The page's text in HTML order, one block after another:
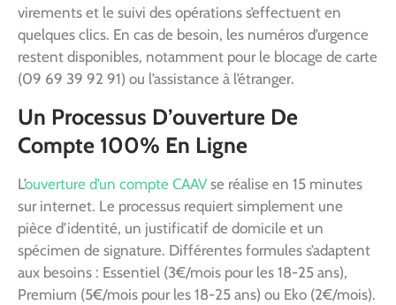
virements et le suivi des opérations s’effectuent en
quelques clics. En cas de besoin, les numéros d’urgence
restent disponibles, notamment pour le blocage de carte
(09 69 39 92 91) ou l’assistance à l’étranger.
Un Processus D’ouverture De
Compte 100% En Ligne
L’ouverture d’un compte CAAV se réalise en 15 minutes
sur internet. Le processus requiert simplement une
pièce d’identité, un justificatif de domicile et un
spécimen de signature. Différentes formules s’adaptent
aux besoins : Essentiel (3€/mois pour les 18-25 ans),
Premium (5€/mois pour les 18-25 ans) ou Eko (2€/mois).